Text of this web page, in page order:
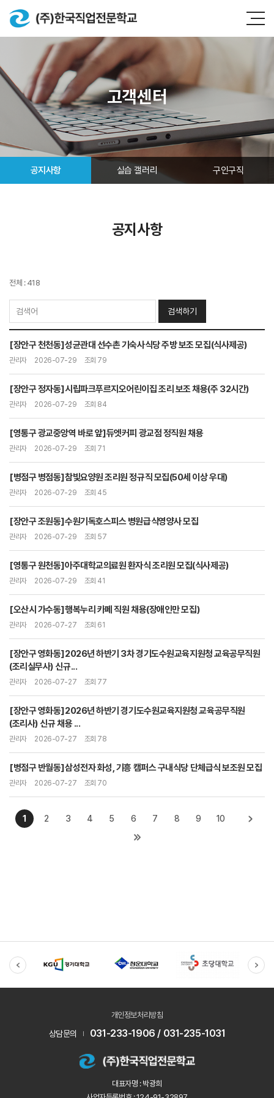
고객센터
공지사항 실습 갤러리 구인구직
공지사항
전체 : 418
검색하기
[장안구 천천동]성균관대 선수촌 기숙사식당 주방 보조 모집(식사제공)
관리자 2026-07-29 조회 79
[장안구 정자동]시립파크푸르지오어린이집 조리 보조 채용(주 32시간)
관리자 2026-07-29 조회 84
[영통구 광교중앙역 바로 앞]듀엣커피 광교점 정직원 채용
관리자 2026-07-29 조회 71
[병점구 병점동]참빛요양원 조리원 정규직 모집(50세 이상 우대)
관리자 2026-07-29 조회 45
[장안구 조원동]수원기독호스피스 병원급식영양사 모집
관리자 2026-07-29 조회 57
[영통구 원천동]아주대학교의료원 환자식 조리원 모집(식사제공)
관리자 2026-07-29 조회 41
[오산시 가수동]행복누리 카페 직원 채용(장애인만 모집)
관리자 2026-07-27 조회 61
[장안구 영화동]2026년 하반기 3차 경기도수원교육지원청 교육공무직원
(조리실무사) 신규...
관리자 2026-07-27 조회 77
[장안구 영화동]2026년 하반기 경기도수원교육지원청 교육공무직원
(조리사) 신규 채용 ...
관리자 2026-07-27 조회 78
[병점구 반월동]삼성전자 화성, 기흥 캠퍼스 구내식당 단체급식 보조원 모집
관리자 2026-07-27 조회 70
1 2 3 4 5 6 7 8 9 10
대표자명 : 박광희
개인정보처리방침
상담문의 031-233-1906 / 031-235-1031